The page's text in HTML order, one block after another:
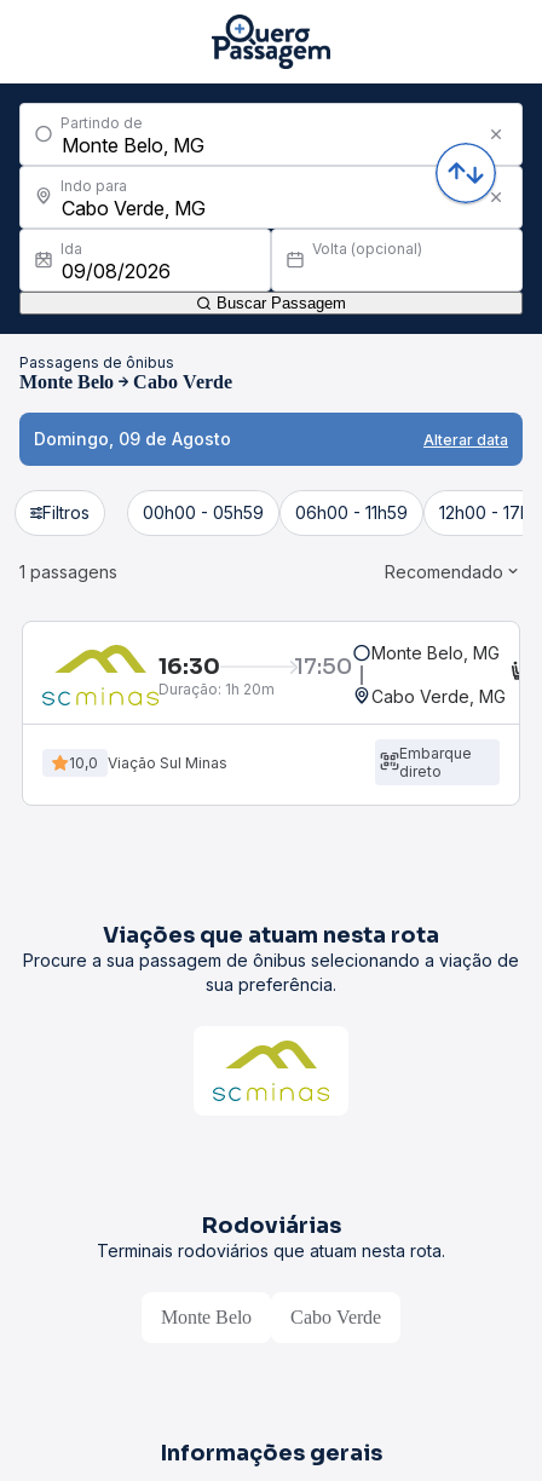
Partindo de
Indo para
Ida Volta (opcional)
Buscar Passagem
Passagens de ônibus
Monte Belo Cabo Verde
Domingo, 09 de Agosto Alterar data
Filtros 00h00 - 05h59 06h00 - 11h59 12h00 -
1 passagens Recomendado
16:30 17:50
Duração: 1h 20m
Monte Belo, MG
Cabo Verde, MG
10,0 Viação Sul Minas
Embarque
direto
Viações que atuam nesta rota
Procure a sua passagem de ônibus selecionando a viação de
sua preferência.
Rodoviárias
Terminais rodoviários que atuam nesta rota.
Monte Belo Cabo Verde
Informações gerais